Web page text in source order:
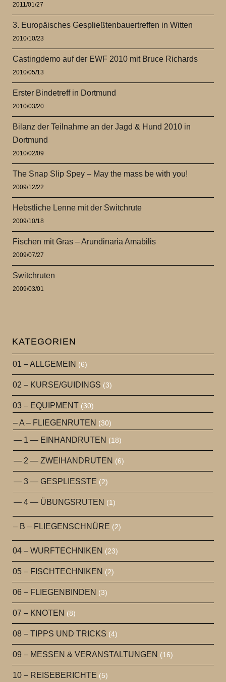
2011/01/27
3. Europäisches Gespließtenbauertreffen in Witten
2010/10/23
Castingdemo auf der EWF 2010 mit Bruce Richards
2010/05/13
Erster Bindetreff in Dortmund
2010/03/20
Bilanz der Teilnahme an der Jagd & Hund 2010 in
Dortmund
2010/02/09
The Snap Slip Spey – May the mass be with you!
2009/12/22
Hebstliche Lenne mit der Switchrute
2009/10/18
Fischen mit Gras – Arundinaria Amabilis
2009/07/27
Switchruten
2009/03/01
KATEGORIEN
01 – ALLGEMEIN (6)
02 – KURSE/GUIDINGS (3)
03 – EQUIPMENT (30)
– A – FLIEGENRUTEN (30)
— 1 — EINHANDRUTEN (18)
— 2 — ZWEIHANDRUTEN (6)
— 3 — GESPLIESSTE (2)
— 4 — ÜBUNGSRUTEN (1)
– B – FLIEGENSCHNÜRE (2)
04 – WURFTECHNIKEN (23)
05 – FISCHTECHNIKEN (2)
06 – FLIEGENBINDEN (3)
07 – KNOTEN (8)
08 – TIPPS UND TRICKS (4)
09 – MESSEN & VERANSTALTUNGEN (16)
10 – REISEBERICHTE (5)